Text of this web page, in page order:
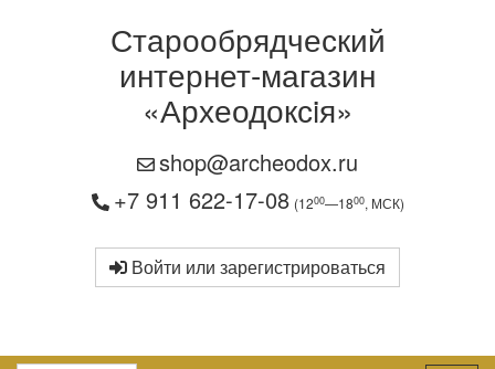
Старообрядческий
интернет-магазин
«Археодоксiя»
shop@archeodox.ru
+7 911 622-17-08 (1200—1800, МСК)
Войти или зарегистрироваться